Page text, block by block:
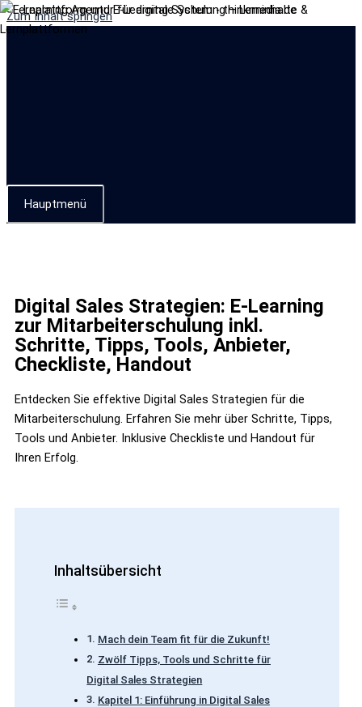
Zum Inhalt springen
Hauptmenü
Digital Sales Strategien: E-Learning
zur Mitarbeiterschulung inkl.
Schritte, Tipps, Tools, Anbieter,
Checkliste, Handout
Entdecken Sie effektive Digital Sales Strategien für die
Mitarbeiterschulung. Erfahren Sie mehr über Schritte, Tipps,
Tools und Anbieter. Inklusive Checkliste und Handout für
Ihren Erfolg.
Inhaltsübersicht
Mach dein Team fit für die Zukunft!
Zwölf Tipps, Tools und Schritte für
Digital Sales Strategien
Kapitel 1: Einführung in Digital Sales